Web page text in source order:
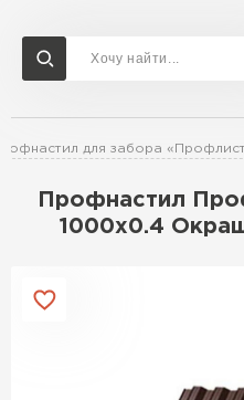
для забора
Профнастил
1000х0.4
Доставка и оплата
Перейти в каталог